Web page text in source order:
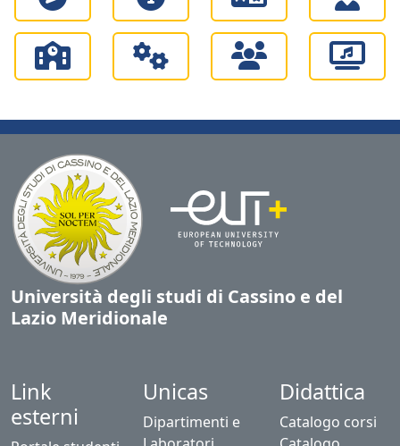
Università degli studi di Cassino e del
Lazio Meridionale
Link
esterni
Unicas
Dipartimenti e
Didattica
Catalogo corsi